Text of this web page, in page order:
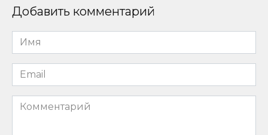
Добавить комментарий
Имя
*
Email
*
Комментарий